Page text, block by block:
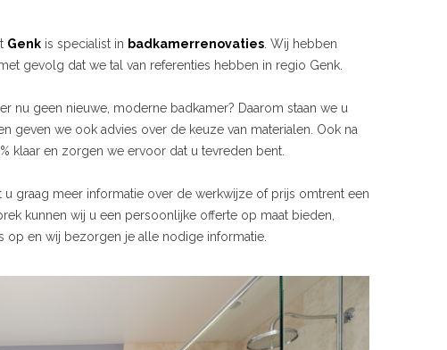
Genk is specialist in badkamerrenovaties . Wij hebben
gevolg dat we tal van referenties hebben in regio Genk.
nu geen nieuwe, moderne badkamer? Daarom staan we u
geven we ook advies over de keuze van materialen. Ook na
klaar en zorgen we ervoor dat u tevreden bent.
graag meer informatie over de werkwijze of prijs omtrent een
kunnen wij u een persoonlijke offerte op maat bieden,
op en wij bezorgen je alle nodige informatie.